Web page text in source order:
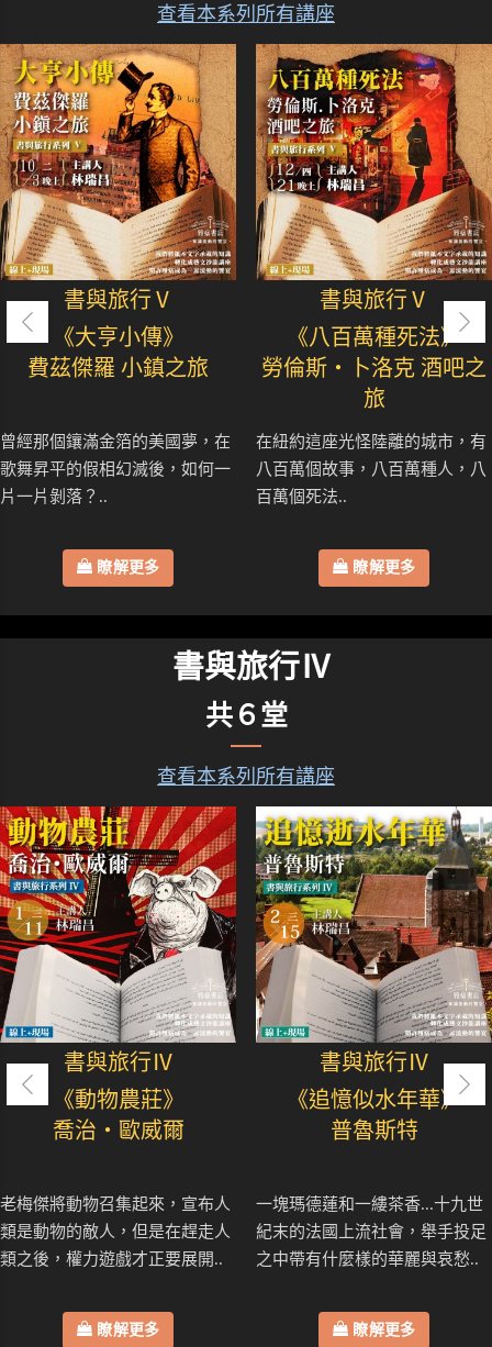
查看本系列所有講座
書與旅行Ⅴ
《大亨小傳》
費茲傑羅 小鎮之旅
曾經那個鑲滿金箔的美國夢，在
歌舞昇平的假相幻滅後，如何一
片一片剝落？..
瞭解更多
書與旅行Ⅴ
《八百萬種死法》
勞倫斯‧卜洛克 酒吧之
旅
在紐約這座光怪陸離的城市，有
八百萬個故事，八百萬種人，八
百萬個死法..
瞭解更多
書與旅行Ⅳ
共６堂
查看本系列所有講座
書與旅行Ⅳ
《動物農莊》
喬治・歐威爾
老梅傑將動物召集起來，宣布人
類是動物的敵人，但是在趕走人
類之後，權力遊戲才正要展開..
瞭解更多
書與旅行Ⅳ
《追憶似水年華》
普魯斯特
一塊瑪德蓮和一縷茶香...十九世
紀末的法國上流社會，舉手投足
之中帶有什麼樣的華麗與哀愁..
瞭解更多